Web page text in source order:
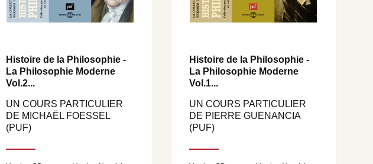
Histoire de la Philosophie -
La Philosophie Moderne
Vol.2...
UN COURS PARTICULIER
DE MICHAËL FOESSEL
(PUF)
Histoire de la Philosophie -
La Philosophie Moderne
Vol.1...
UN COURS PARTICULIER
DE PIERRE GUENANCIA
(PUF)